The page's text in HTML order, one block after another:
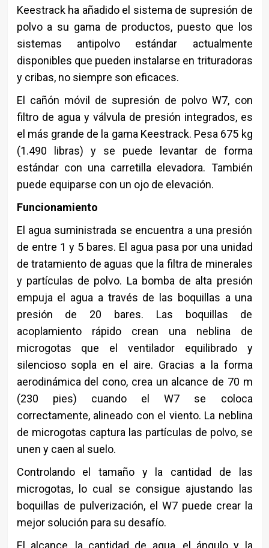
Keestrack ha añadido el sistema de supresión de
polvo a su gama de productos, puesto que los
sistemas antipolvo estándar actualmente
disponibles que pueden instalarse en trituradoras
y cribas, no siempre son eficaces.
El cañón móvil de supresión de polvo W7, con
filtro de agua y válvula de presión integrados, es
el más grande de la gama Keestrack. Pesa 675 kg
(1.490 libras) y se puede levantar de forma
estándar con una carretilla elevadora. También
puede equiparse con un ojo de elevación.
Funcionamiento
El agua suministrada se encuentra a una presión
de entre 1 y 5 bares. El agua pasa por una unidad
de tratamiento de aguas que la filtra de minerales
y partículas de polvo. La bomba de alta presión
empuja el agua a través de las boquillas a una
presión de 20 bares. Las boquillas de
acoplamiento rápido crean una neblina de
microgotas que el ventilador equilibrado y
silencioso sopla en el aire. Gracias a la forma
aerodinámica del cono, crea un alcance de 70 m
(230 pies) cuando el W7 se coloca
correctamente, alineado con el viento. La neblina
de microgotas captura las partículas de polvo, se
unen y caen al suelo.
Controlando el tamaño y la cantidad de las
microgotas, lo cual se consigue ajustando las
boquillas de pulverización, el W7 puede crear la
mejor solución para su desafío.
El alcance, la cantidad de agua, el ángulo y la